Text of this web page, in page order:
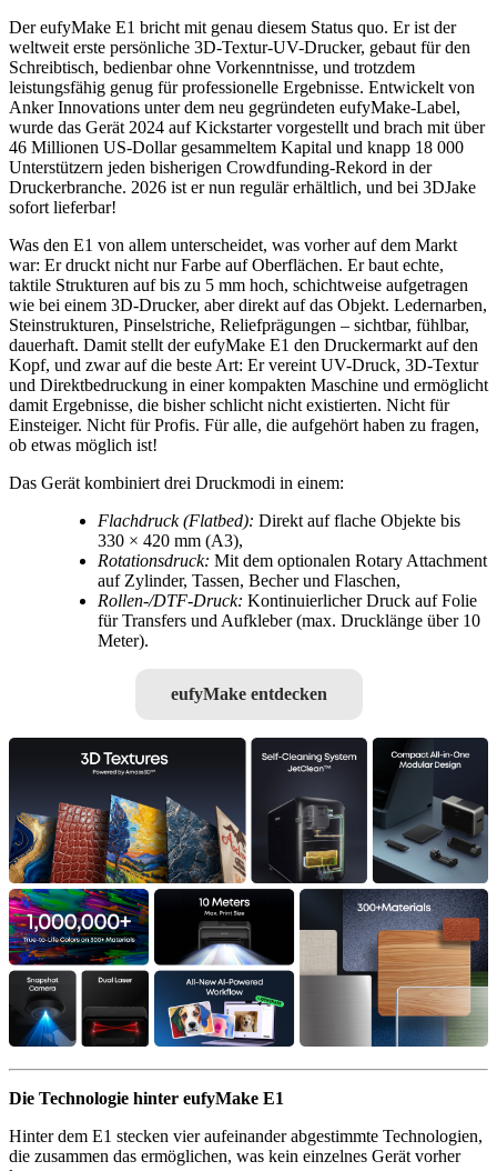
Der eufyMake E1 bricht mit genau diesem Status quo. Er ist der
weltweit erste persönliche 3D-Textur-UV-Drucker, gebaut für den
Schreibtisch, bedienbar ohne Vorkenntnisse, und trotzdem
leistungsfähig genug für professionelle Ergebnisse. Entwickelt von
Anker Innovations unter dem neu gegründeten eufyMake-Label,
wurde das Gerät 2024 auf Kickstarter vorgestellt und brach mit über
46 Millionen US-Dollar gesammeltem Kapital und knapp 18 000
Unterstützern jeden bisherigen Crowdfunding-Rekord in der
Druckerbranche. 2026 ist er nun regulär erhältlich, und bei 3DJake
sofort lieferbar!
Was den E1 von allem unterscheidet, was vorher auf dem Markt
war: Er druckt nicht nur Farbe auf Oberflächen. Er baut echte,
taktile Strukturen auf bis zu 5 mm hoch, schichtweise aufgetragen
wie bei einem 3D-Drucker, aber direkt auf das Objekt. Ledernarben,
Steinstrukturen, Pinselstriche, Reliefprägungen – sichtbar, fühlbar,
dauerhaft. Damit stellt der eufyMake E1 den Druckermarkt auf den
Kopf, und zwar auf die beste Art: Er vereint UV-Druck, 3D-Textur
und Direktbedruckung in einer kompakten Maschine und ermöglicht
damit Ergebnisse, die bisher schlicht nicht existierten. Nicht für
Einsteiger. Nicht für Profis. Für alle, die aufgehört haben zu fragen,
ob etwas möglich ist!
Das Gerät kombiniert drei Druckmodi in einem:
Flachdruck (Flatbed): Direkt auf flache Objekte bis
330 × 420 mm (A3),
Rotationsdruck: Mit dem optionalen Rotary Attachment
auf Zylinder, Tassen, Becher und Flaschen,
Rollen-/DTF-Druck: Kontinuierlicher Druck auf Folie
für Transfers und Aufkleber (max. Drucklänge über 10
Meter).
eufyMake entdecken
Die Technologie hinter eufyMake E1
Hinter dem E1 stecken vier aufeinander abgestimmte Technologien,
die zusammen das ermöglichen, was kein einzelnes Gerät vorher